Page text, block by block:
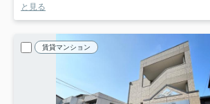
と見る
賃貸マンション